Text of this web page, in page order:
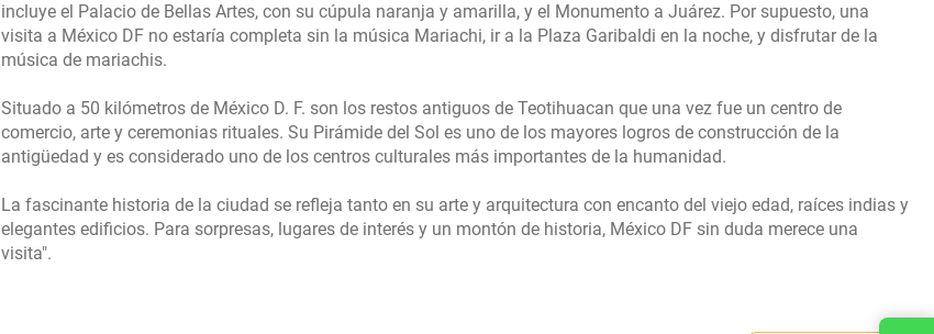
incluye el Palacio de Bellas Artes, con su cúpula naranja y amarilla, y el Monumento a Juárez. Por supuesto, una
visita a México DF no estaría completa sin la música Mariachi, ir a la Plaza Garibaldi en la noche, y disfrutar de la
música de mariachis.
Situado a 50 kilómetros de México D. F. son los restos antiguos de Teotihuacan que una vez fue un centro de
comercio, arte y ceremonias rituales. Su Pirámide del Sol es uno de los mayores logros de construcción de la
antigüedad y es considerado uno de los centros culturales más importantes de la humanidad.
La fascinante historia de la ciudad se refleja tanto en su arte y arquitectura con encanto del viejo edad, raíces indias y
elegantes edificios. Para sorpresas, lugares de interés y un montón de historia, México DF sin duda merece una